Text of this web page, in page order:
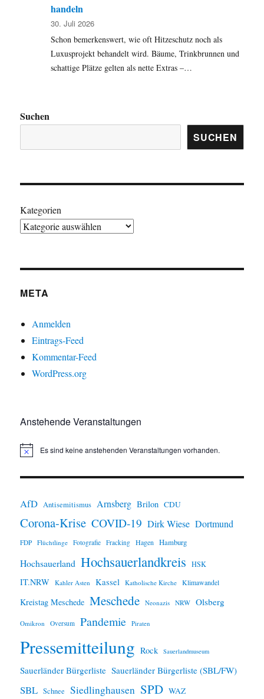
handeln
30. Juli 2026
Schon bemerkenswert, wie oft Hitzeschutz noch als
Luxusprojekt behandelt wird. Bäume, Trinkbrunnen und
schattige Plätze gelten als nette Extras –…
Suchen
SUCHEN
Kategorien
META
Anmelden
Eintrags-Feed
Kommentar-Feed
WordPress.org
Anstehende Veranstaltungen
H
s
Es sind keine anstehenden Veranstaltungen vorhanden.
AfD Antisemitismus Arnsberg Brilon CDU
Corona-Krise COVID-19 Dirk Wiese Dortmund
FDP Flüchtlinge Fotografie Fracking Hagen Hamburg
Hochsauerland Hochsauerlandkreis HSK
IT.NRW Kahler Asten Kassel Katholische Kirche Klimawandel
Kreistag Meschede Meschede Neonazis NRW Olsberg
Omikron Oversum Pandemie Piraten
Pressemitteilung Rock Sauerlandmuseum
Sauerländer Bürgerliste Sauerländer Bürgerliste (SBL/FW)
SBL Schnee Siedlinghausen SPD WAZ